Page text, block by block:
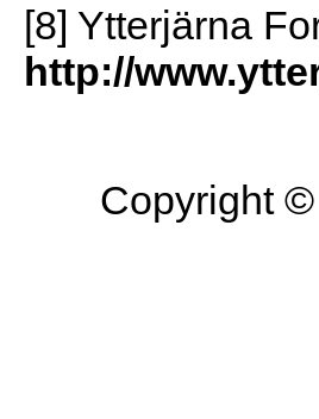
[8] Ytterjärna
http://
Copyright